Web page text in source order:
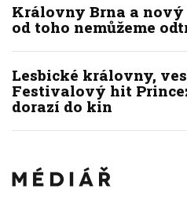
Královny Brna a
od toho nemůžeme
Lesbické královny,
Festivalový hit
dorazí do kin